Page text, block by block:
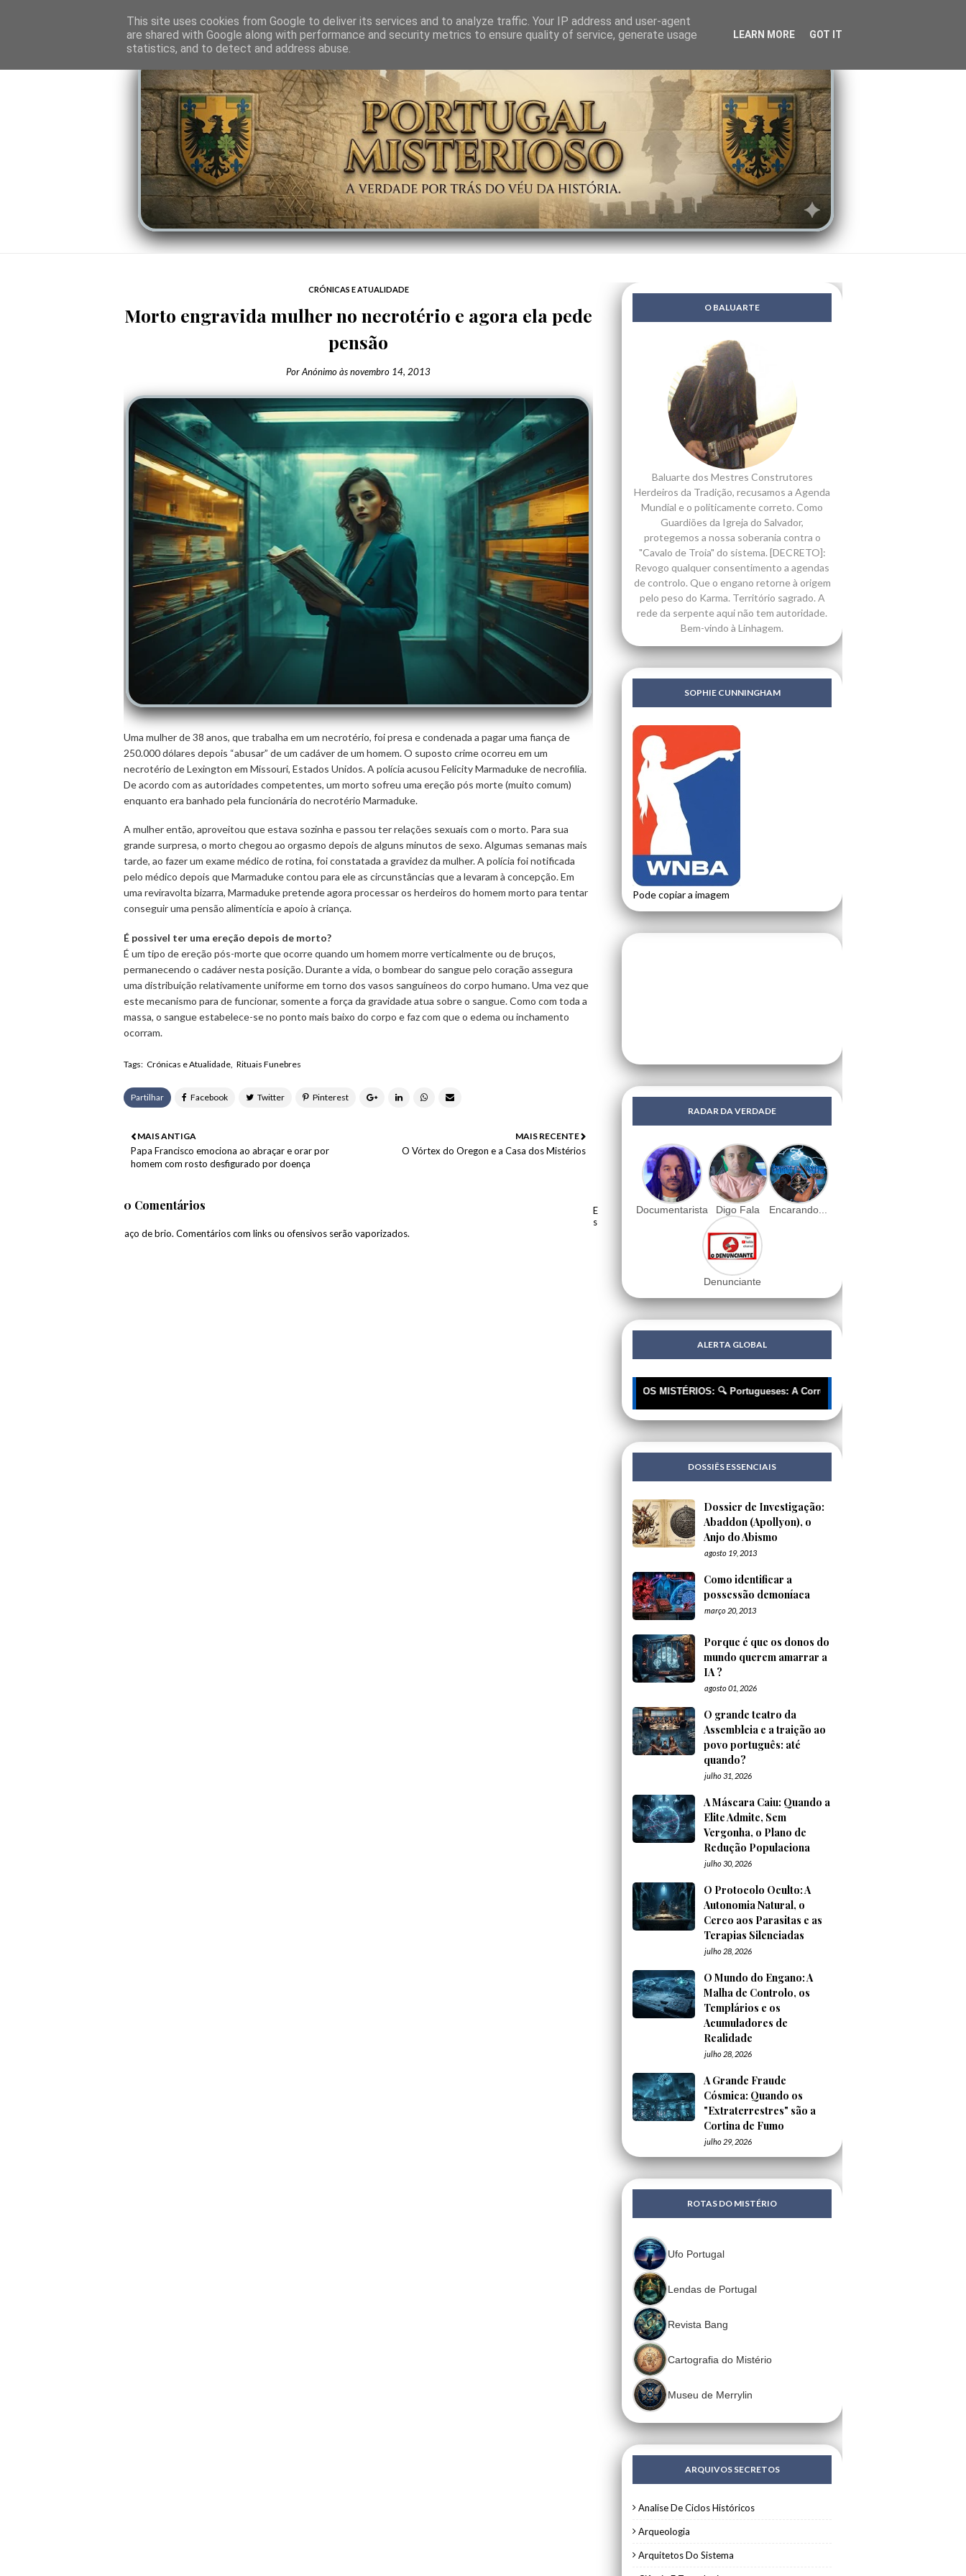
O PORTAL SOMBRAS DO PODER LINHAGEM SABEDORIA CIÊNCIA DO INVISÍVEL CONTRA-PODER ANJOS LENDAS
CRÓNICAS E ATUALIDADE
Morto engravida mulher no necrotério e agora ela pede
pensão
PorAnónimoàsnovembro 14, 2013
Uma mulher de 38 anos, que trabalha em um necrotério, foi presa e condenada a pagar uma fiança de
250.000 dólares depois “abusar” de um cadáver de um homem. O suposto crime ocorreu em um
necrotério de Lexington em Missouri, Estados Unidos. A polícia acusou Felicity Marmaduke de necrofilia.
De acordo com as autoridades competentes, um morto sofreu uma ereção pós morte (muito comum)
enquanto era banhado pela funcionária do necrotério Marmaduke.
A mulher então, aproveitou que estava sozinha e passou ter relações sexuais com o morto. Para sua
grande surpresa, o morto chegou ao orgasmo depois de alguns minutos de sexo. Algumas semanas mais
tarde, ao fazer um exame médico de rotina, foi constatada a gravidez da mulher. A polícia foi notificada
pelo médico depois que Marmaduke contou para ele as circunstâncias que a levaram à concepção. Em
uma reviravolta bizarra, Marmaduke pretende agora processar os herdeiros do homem morto para tentar
conseguir uma pensão alimentícia e apoio à criança.
É possivel ter uma ereção depois de morto?
É um tipo de ereção pós-morte que ocorre quando um homem morre verticalmente ou de bruços,
permanecendo o cadáver nesta posição. Durante a vida, o bombear do sangue pelo coração assegura
uma distribuição relativamente uniforme em torno dos vasos sanguíneos do corpo humano. Uma vez que
este mecanismo para de funcionar, somente a força da gravidade atua sobre o sangue. Como com toda a
massa, o sangue estabelece-se no ponto mais baixo do corpo e faz com que o edema ou inchamento
ocorram.
Tags: Crónicas e Atualidade Rituais Funebres
Partilhar
MAIS RECENTE
O Vórtex do Oregon e a Casa dos Mistérios
MAIS ANTIGA
Papa Francisco emociona ao abraçar e orar por
homem com rosto desfigurado por doença
0 Comentários
E
s
paço de brio. Comentários com links ou ofensivos serão vaporizados.
O BALUARTE
Baluarte dos Mestres Construtores
Herdeiros da Tradição, recusamos a Agenda
Mundial e o politicamente correto. Como
Guardiões da Igreja do Salvador,
protegemos a nossa soberania contra o
"Cavalo de Troia" do sistema. [DECRETO]:
Revogo qualquer consentimento a agendas
de controlo. Que o engano retorne à origem
pelo peso do Karma. Território sagrado. A
rede da serpente aqui não tem autoridade.
Bem-vindo à Linhagem.
SOPHIE CUNNINGHAM
Pode copiar a imagem
RADAR DA VERDADE
Documentarista Digo Fala Encarando...
Denunciante
ALERTA GLOBAL
🔥 ÚLTIMOS MISTÉRIOS: 🔍 Portugueses: A Corrente Invisível que nos Está a Roupar
DOSSIÊS ESSENCIAIS
Dossier de Investigação:
Abaddon (Apollyon), o
Anjo do Abismo
agosto 19, 2013
Como identificar a
possessão demoníaca
março 20, 2013
Porque é que os donos do
mundo querem amarrar a
IA ?
agosto 01, 2026
O grande teatro da
Assembleia e a traição ao
povo português: até
quando?
julho 31, 2026
A Máscara Caiu: Quando a
Elite Admite, Sem
Vergonha, o Plano de
Redução Populaciona
julho 30, 2026
O Protocolo Oculto: A
Autonomia Natural, o
Cerco aos Parasitas e as
Terapias Silenciadas
julho 28, 2026
O Mundo do Engano: A
Malha de Controlo, os
Templários e os
Acumuladores de
Realidade
julho 28, 2026
A Grande Fraude
Cósmica: Quando os
"Extraterrestres" são a
Cortina de Fumo
julho 29, 2026
ROTAS DO MISTÉRIO
Ufo Portugal
Lendas de Portugal
Revista Bang
Cartografia do Mistério
Museu de Merrylin
ARQUIVOS SECRETOS
Analise De Ciclos Históricos
Arqueologia
Arquitetos Do Sistema
This site uses cookies from Google to deliver its services and to analyze traffic. Your IP address and user-agent
are shared with Google along with performance and security metrics to ensure quality of service, generate usage
statistics, and to detect and address abuse.
LEARN MORE GOT IT